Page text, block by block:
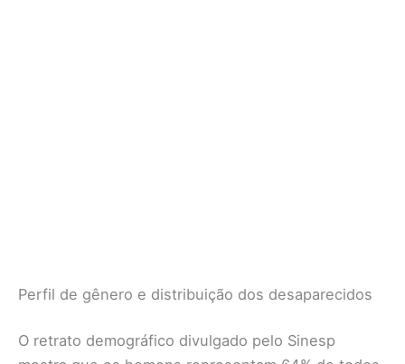
Perfil de gênero e distribuição dos desaparecidos
O retrato demográfico divulgado pelo Sinesp